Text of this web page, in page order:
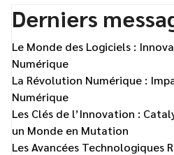
Derniers
Le Monde des Logiciels :
Numérique
La Révolution Numérique :
Numérique
Les Clés de l’Innovation :
un Monde en Mutation
Les Avancées Technologiques